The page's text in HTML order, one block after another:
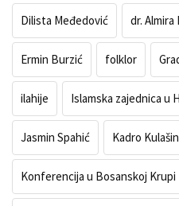
Dilista Međedović dr. Almira
Ermin Burzić folklor
ilahije Islamska zajednica u
Jasmin Spahić Kadro Kulašin
Konferencija u Bosanskoj Krupi